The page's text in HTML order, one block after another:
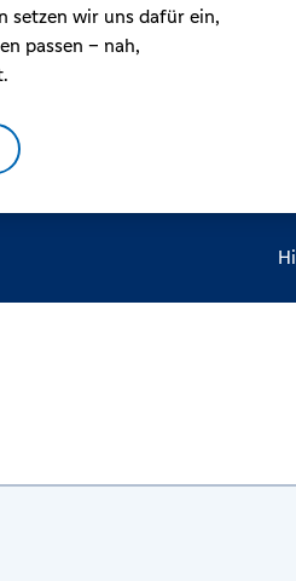
setzen wir uns dafür ein,
passen – nah,